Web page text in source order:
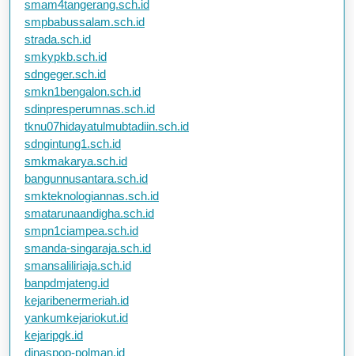
smam4tangerang.sch.id
smpbabussalam.sch.id
strada.sch.id
smkypkb.sch.id
sdngeger.sch.id
smkn1bengalon.sch.id
sdinpresperumnas.sch.id
tknu07hidayatulmubtadiin.sch.id
sdngintung1.sch.id
smkmakarya.sch.id
bangunnusantara.sch.id
smkteknologiannas.sch.id
smatarunaandigha.sch.id
smpn1ciampea.sch.id
smanda-singaraja.sch.id
smansaliliriaja.sch.id
banpdmjateng.id
kejaribenermeriah.id
yankumkejariokut.id
kejaripgk.id
dinaspop-polman.id